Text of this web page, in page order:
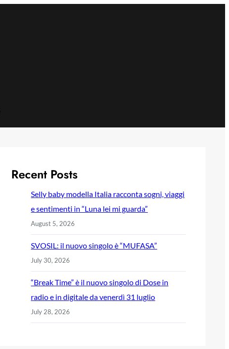
Recent Posts
Selly baby modella Italia racconta sogni, viaggi
e sentimenti in “Luna lei mi guarda”
August 5, 2026
SVOSIL: il nuovo singolo è “MUFASA”
July 30, 2026
“Break Time” è il nuovo singolo di Dose in
radio e in digitale da venerdì 31 luglio
July 28, 2026